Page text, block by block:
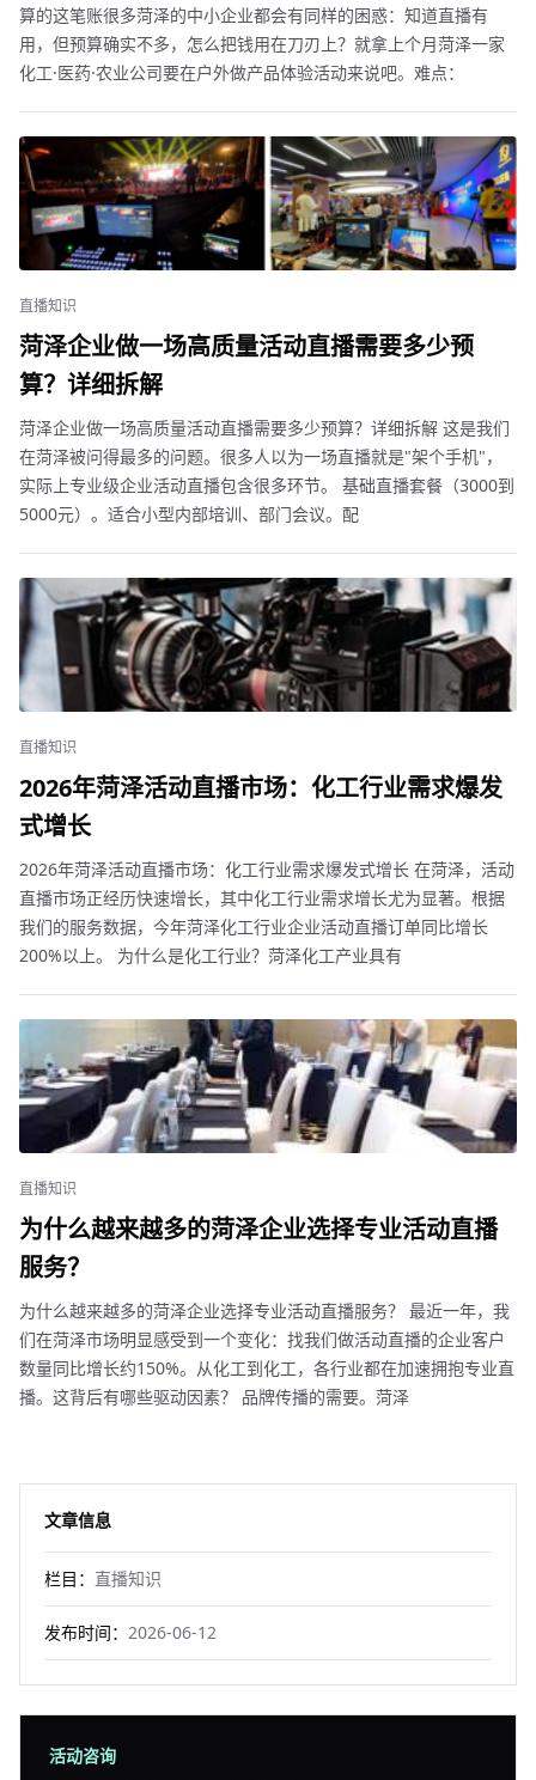
算的这笔账很多菏泽的中小企业都会有同样的困惑：知道直播有
用，但预算确实不多，怎么把钱用在刀刃上？就拿上个月菏泽一家
化工·医药·农业公司要在户外做产品体验活动来说吧。难点：
直播知识
菏泽企业做一场高质量活动直播需要多少预
算？详细拆解
菏泽企业做一场高质量活动直播需要多少预算？详细拆解 这是我们
在菏泽被问得最多的问题。很多人以为一场直播就是"架个手机"，
实际上专业级企业活动直播包含很多环节。 基础直播套餐（3000到
5000元）。适合小型内部培训、部门会议。配
直播知识
2026年菏泽活动直播市场：化工行业需求爆发
式增长
2026年菏泽活动直播市场：化工行业需求爆发式增长 在菏泽，活动
直播市场正经历快速增长，其中化工行业需求增长尤为显著。根据
我们的服务数据，今年菏泽化工行业企业活动直播订单同比增长
200%以上。 为什么是化工行业？菏泽化工产业具有
直播知识
为什么越来越多的菏泽企业选择专业活动直播
服务？
为什么越来越多的菏泽企业选择专业活动直播服务？ 最近一年，我
们在菏泽市场明显感受到一个变化：找我们做活动直播的企业客户
数量同比增长约150%。从化工到化工，各行业都在加速拥抱专业直
播。这背后有哪些驱动因素？ 品牌传播的需要。菏泽
文章信息
栏目： 直播知识
发布时间： 2026-06-12
活动咨询